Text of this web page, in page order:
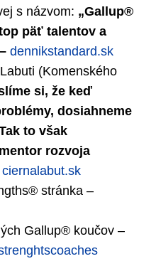
s názvom: „Gallup®
päť talentov a
dennikstandard.sk
(Komenského
si, že keď
dosiahneme
to však
rozvoja
ciernalabut.sk
stránka –
Gallup® koučov –